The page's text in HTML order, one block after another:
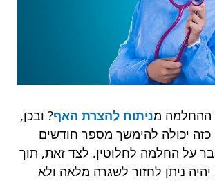
ההחלמה מניתוח להצרת האף? ובכן,
יכולה להימשך מספר חודשים
על החלמה לחלוטין. לצד זאת, תוך
ניתן לחזור לשגרה מלאה ולא